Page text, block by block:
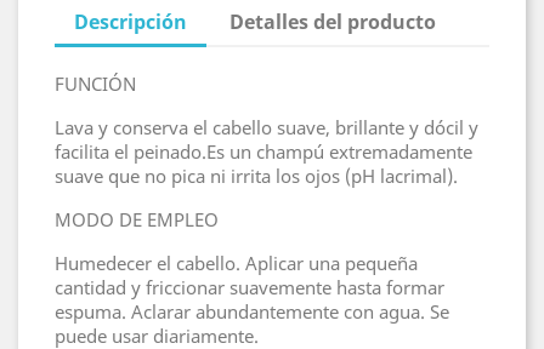
Descripción Detalles del producto
FUNCIÓN
Lava y conserva el cabello suave, brillante y dócil y
facilita el peinado.Es un champú extremadamente
suave que no pica ni irrita los ojos (pH lacrimal).
MODO DE EMPLEO
Humedecer el cabello. Aplicar una pequeña
cantidad y friccionar suavemente hasta formar
espuma. Aclarar abundantemente con agua. Se
puede usar diariamente.